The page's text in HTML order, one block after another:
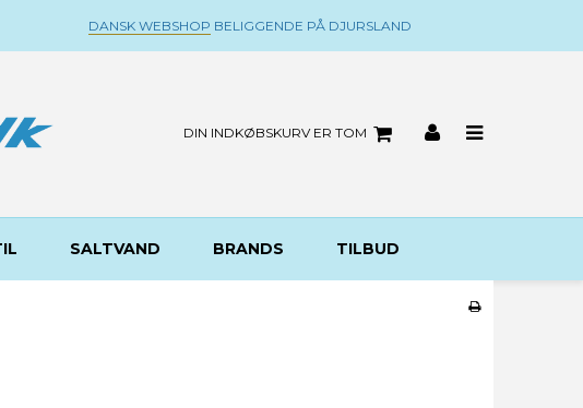
DANSK WEBSHOP BELIGGENDE PÅ DJURSLAND
DIN INDKØBSKURV ER TOM
SALTVAND BRANDS TILBUD